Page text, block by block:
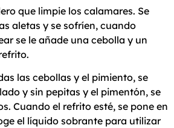
que limpie los calamares. Se
aletas y se sofríen, cuando
se le añade una cebolla y un
las cebollas y el pimiento, se
y sin pepitas y el pimentón, se
Cuando el refrito esté, se pone en
el líquido sobrante para utilizar